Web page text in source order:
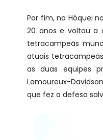
Por fim, no Hóquei
20 anos e voltou a
tetracampeãs
atuais
as duas equipes
Lamoureux-
que fez a defesa